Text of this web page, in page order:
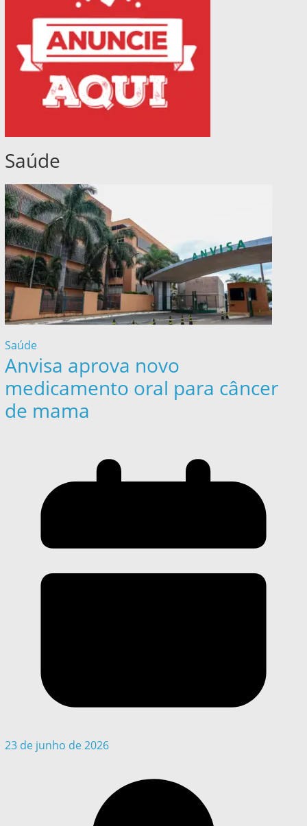
Saúde
Saúde
Anvisa aprova novo
medicamento oral para câncer
de mama
23 de junho de 2026